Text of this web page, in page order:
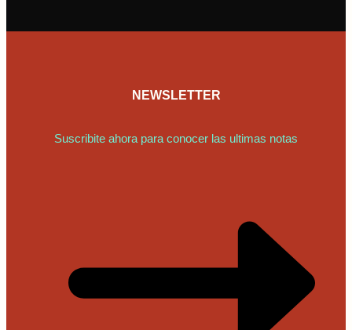
NEWSLETTER
Suscribite ahora para conocer las ultimas notas